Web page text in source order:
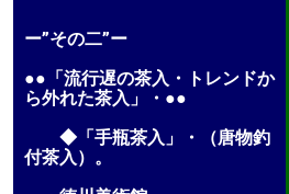
ー”その二”ー
●●「流行遅の茶入・トレンドか
ら外れた茶入」・●●
◆「手瓶茶入」・（唐物釣
付茶入）。